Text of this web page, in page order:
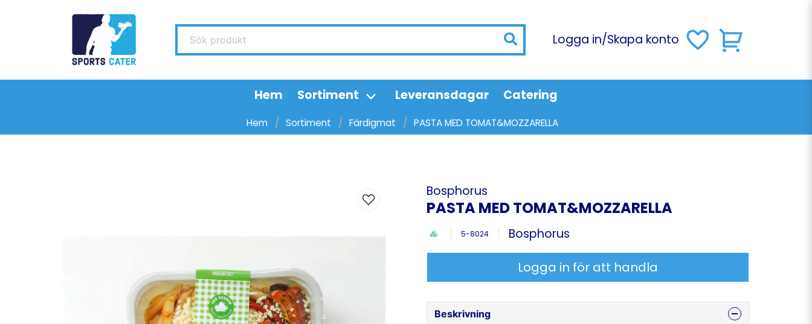
Sök produkt Logga in/Skapa konto
Hem Sortiment Leveransdagar Catering
Hem Sortiment Färdigmat PASTA MED TOMAT&MOZZARELLA
Bosphorus
PASTA MED TOMAT&MOZZARELLA
5-8024 Bosphorus
Logga in för att handla
Beskrivning